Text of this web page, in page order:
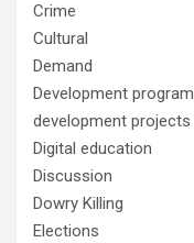
Crime
Cultural
Demand
Development program
development projects
Digital education
Discussion
Dowry Killing
Elections